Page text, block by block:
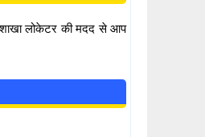
शाखा लोकेटर की मदद से आप